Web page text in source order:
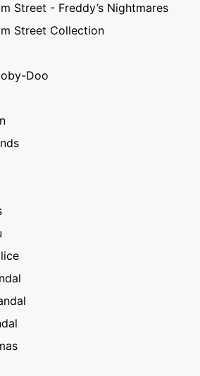
Street - Freddy’s Nightmares
Street Collection
Doo